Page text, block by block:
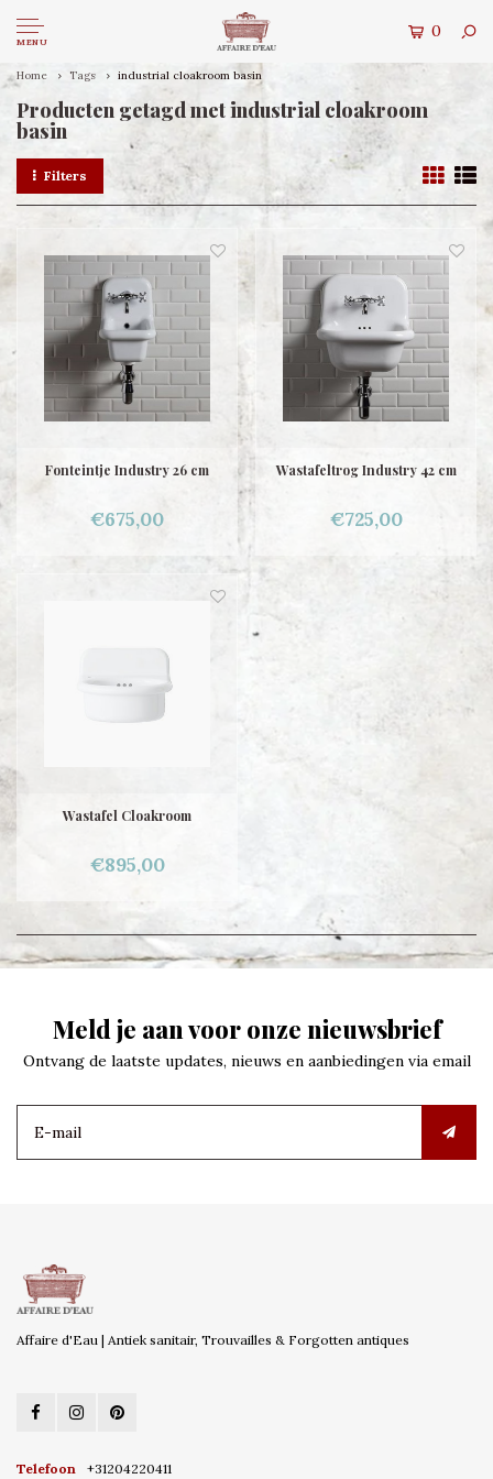
MENU
0
Home Tags industrial cloakroom basin
Producten getagd met industrial cloakroom
basin
Filters
Fonteintje Industry 26 cm
€675,00
Wastafeltrog Industry 42 cm
€725,00
Wastafel Cloakroom
€895,00
Meld je aan voor onze nieuwsbrief
Ontvang de laatste updates, nieuws en aanbiedingen via email
Affaire d'Eau | Antiek sanitair, Trouvailles & Forgotten antiques
Telefoon +31204220411